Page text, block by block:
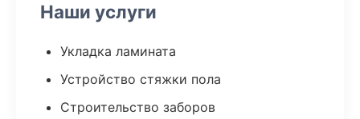
Наши услуги
Укладка ламината
Устройство стяжки пола
Строительство заборов